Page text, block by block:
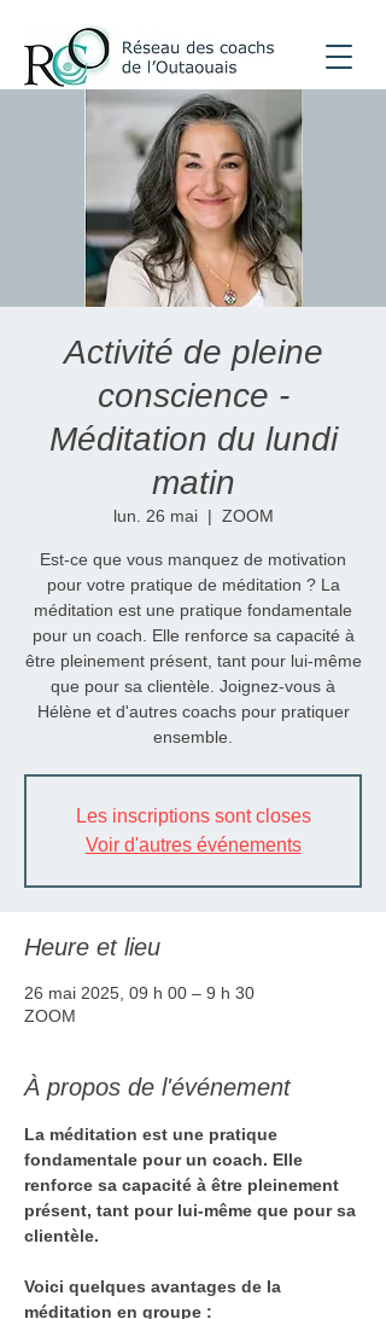
Activité de pleine
conscience -
Méditation du lundi
matin
lun. 26 mai
  |
ZOOM
Est-ce que vous manquez de motivation
pour votre pratique de méditation ? La
méditation est une pratique fondamentale
pour un coach. Elle renforce sa capacité à
être pleinement présent, tant pour lui-même
que pour sa clientèle. Joignez-vous à
Hélène et d'autres coachs pour pratiquer
ensemble.
Les inscriptions sont closes
Voir d'autres événements
Heure et lieu
26 mai 2025, 09 h 00 – 9 h 30
ZOOM
À propos de l'événement
La méditation est une pratique
fondamentale pour un coach. Elle
renforce sa capacité à être pleinement
présent, tant pour lui-même que pour sa
clientèle.
Voici quelques avantages de la
méditation en groupe :